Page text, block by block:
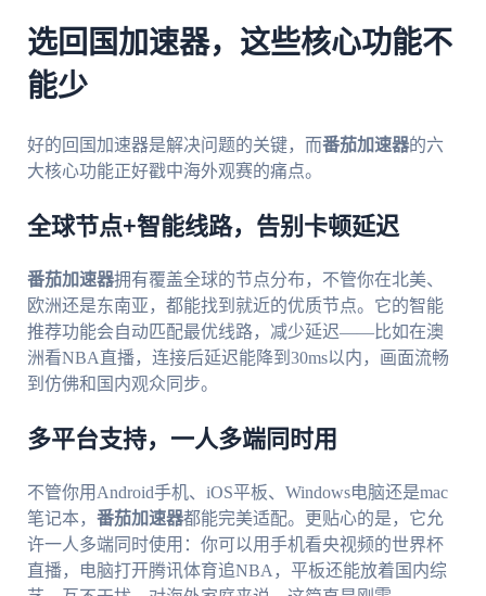
选回国加速器，这些核心功能不
能少
好的回国加速器是解决问题的关键，而番茄加速器的六
大核心功能正好戳中海外观赛的痛点。
全球节点+智能线路，告别卡顿延迟
番茄加速器拥有覆盖全球的节点分布，不管你在北美、
欧洲还是东南亚，都能找到就近的优质节点。它的智能
推荐功能会自动匹配最优线路，减少延迟——比如在澳
洲看NBA直播，连接后延迟能降到30ms以内，画面流畅
到仿佛和国内观众同步。
多平台支持，一人多端同时用
不管你用Android手机、iOS平板、Windows电脑还是mac
笔记本， 番茄加速器都能完美适配。更贴心的是，它允
许一人多端同时使用：你可以用手机看央视频的世界杯
直播，电脑打开腾讯体育追NBA，平板还能放着国内综